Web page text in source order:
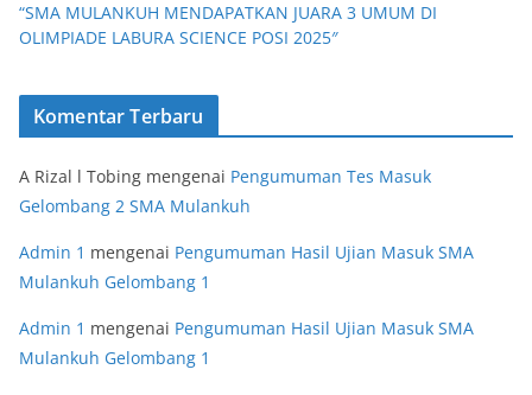
“SMA MULANKUH MENDAPATKAN JUARA 3 UMUM DI
OLIMPIADE LABURA SCIENCE POSI 2025″
Komentar Terbaru
A Rizal l Tobing mengenai Pengumuman Tes Masuk
Gelombang 2 SMA Mulankuh
Admin 1 mengenai Pengumuman Hasil Ujian Masuk SMA
Mulankuh Gelombang 1
Admin 1 mengenai Pengumuman Hasil Ujian Masuk SMA
Mulankuh Gelombang 1